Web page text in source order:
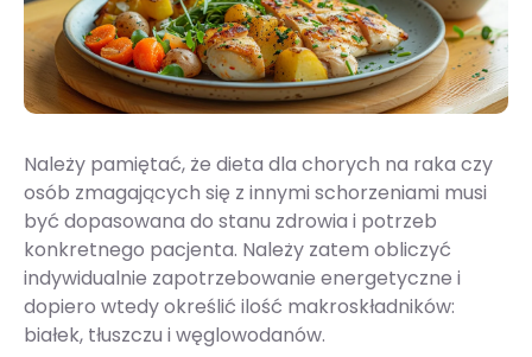
Należy pamiętać, że dieta dla chorych na raka czy
osób zmagających się z innymi schorzeniami musi
być dopasowana do stanu zdrowia i potrzeb
konkretnego pacjenta. Należy zatem obliczyć
indywidualnie zapotrzebowanie energetyczne i
dopiero wtedy określić ilość makroskładników:
białek, tłuszczu i węglowodanów.